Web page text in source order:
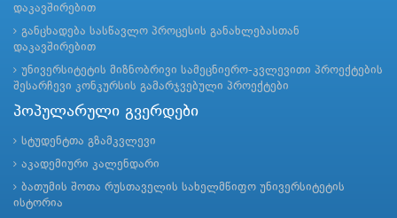
დაკავშირებით
განცხადება სასწავლო პროცესის განახლებასთან
დაკავშირებით
უნივერსიტეტის მიზნობრივი სამეცნიერო-კვლევითი პროექტების
შესარჩევი კონკურსის გამარჯვებული პროექტები
პოპულარული გვერდები
სტუდენტთა გზამკვლევი
აკადემიური კალენდარი
ბათუმის შოთა რუსთაველის სახელმწიფო უნივერსიტეტის
ისტორია